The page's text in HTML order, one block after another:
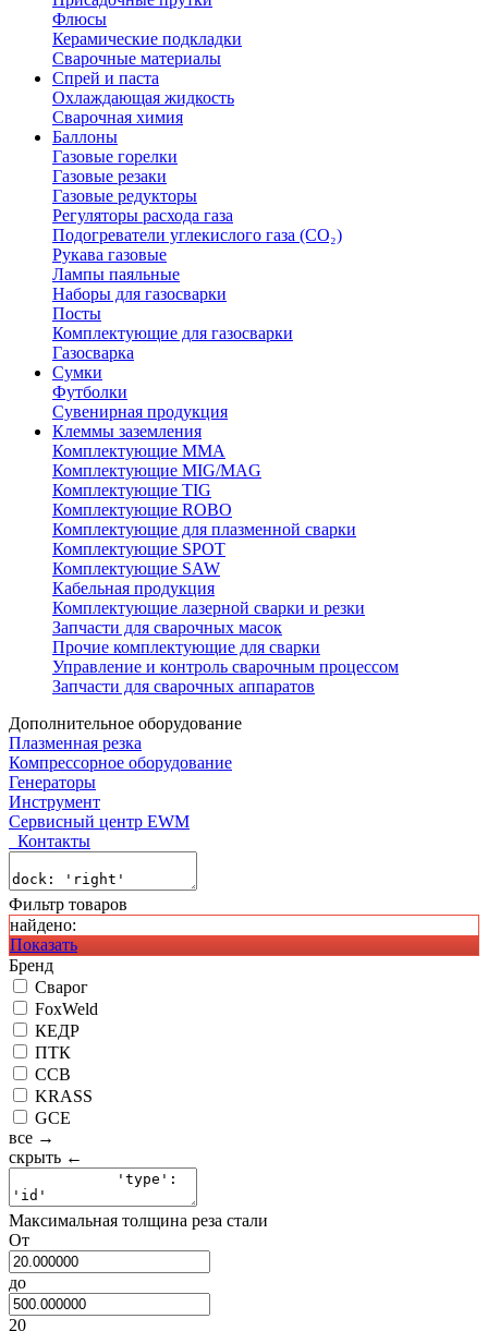
Флюсы
Керамические подкладки
Сварочные материалы
Спрей и паста
Охлаждающая жидкость
Сварочная химия
Баллоны
Газовые горелки
Газовые резаки
Газовые редукторы
Регуляторы расхода газа
Подогреватели углекислого газа (CO₂)
Рукава газовые
Лампы паяльные
Наборы для газосварки
Посты
Комплектующие для газосварки
Газосварка
Сумки
Футболки
Сувенирная продукция
Клеммы заземления
Комплектующие ММА
Комплектующие MIG/MAG
Комплектующие TIG
Комплектующие ROBO
Комплектующие для плазменной сварки
Комплектующие SPOT
Комплектующие SAW
Кабельная продукция
Комплектующие лазерной сварки и резки
Запчасти для сварочных масок
Прочие комплектующие для сварки
Управление и контроль сварочным процессом
Запчасти для сварочных аппаратов
Дополнительное оборудование
Плазменная резка
Компрессорное оборудование
Генераторы
Инструмент
Сервисный центр EWM
Контакты
Фильтр товаров
найдено:
Показать
Бренд
Сварог
FoxWeld
КЕДР
ПТК
ССВ
KRASS
GCE
все →
скрыть ←
Максимальная толщина реза стали
От
до
20